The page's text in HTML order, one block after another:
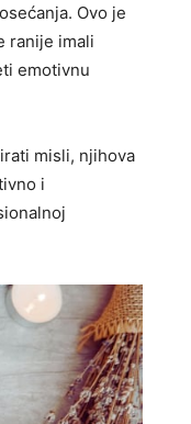
Ovo je
ranije imali
emotivnu
misli, njihova
i